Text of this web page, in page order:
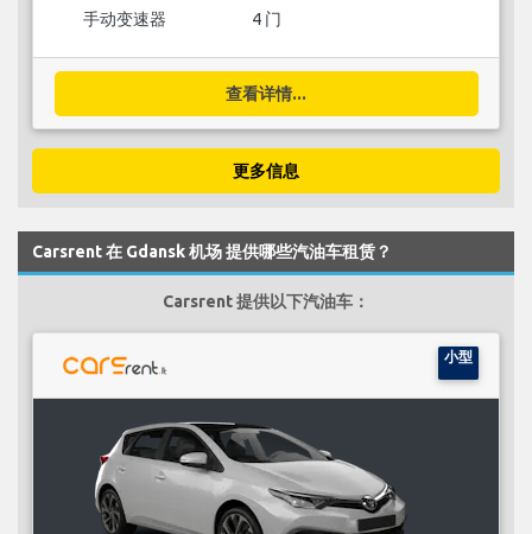
手动变速器 4 门
查看详情...
更多信息
Carsrent 在 Gdansk 机场 提供哪些汽油车租赁？
Carsrent 提供以下汽油车：
小型